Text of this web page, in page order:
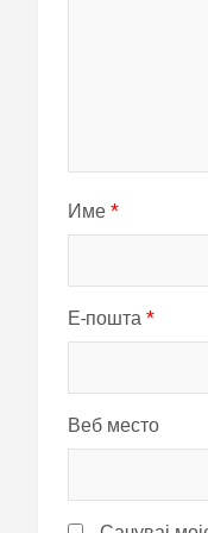
Име *
Е-пошта *
Веб место